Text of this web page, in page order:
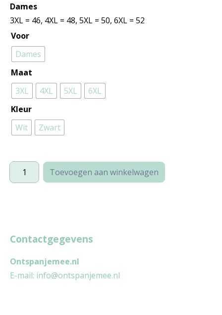
Dames
3XL = 46, 4XL = 48, 5XL = 50, 6XL = 52
Voor
Dames
Maat
3XL
4XL 5XL
6XL
Kleur
Wit
Zwart
Spanje
(plussize)
Toevoegen aan winkelwagen
Contactgegevens
Ontspanjemee.nl
E-mail: info@ontspanjemee.nl